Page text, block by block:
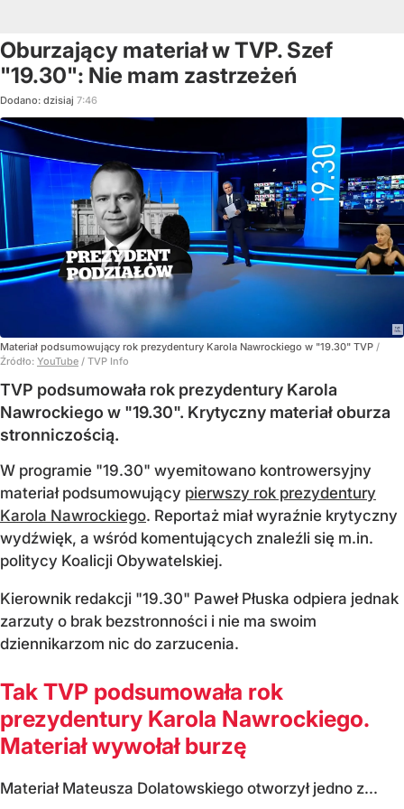
Oburzający materiał w TVP. Szef
"19.30": Nie mam zastrzeżeń
Dodano: dzisiaj 7:46
Materiał podsumowujący rok prezydentury Karola Nawrockiego w "19.30" TVP /
Źródło: YouTube / TVP Info
TVP podsumowała rok prezydentury Karola
Nawrockiego w "19.30". Krytyczny materiał oburza
stronniczością.
W programie "19.30" wyemitowano kontrowersyjny
materiał podsumowujący pierwszy rok prezydentury
Karola Nawrockiego. Reportaż miał wyraźnie krytyczny
wydźwięk, a wśród komentujących znaleźli się m.in.
politycy Koalicji Obywatelskiej.
Kierownik redakcji "19.30" Paweł Płuska odpiera jednak
zarzuty o brak bezstronności i nie ma swoim
dziennikarzom nic do zarzucenia.
Tak TVP podsumowała rok
prezydentury Karola Nawrockiego.
Materiał wywołał burzę
Materiał Mateusza Dolatowskiego otworzył jedno z...